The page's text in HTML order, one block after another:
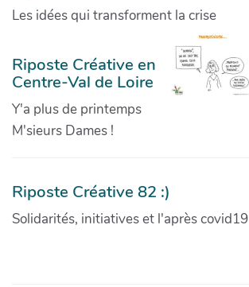
Les idées qui transforment la crise
Riposte Créative en
Centre-Val de Loire
Y'a plus de printemps
M'sieurs Dames !
Riposte Créative 82 :)
Solidarités, initiatives et l'après covid19